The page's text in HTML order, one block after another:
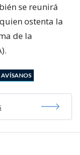
se reunirá
ostenta la
de la
AVÍSANOS